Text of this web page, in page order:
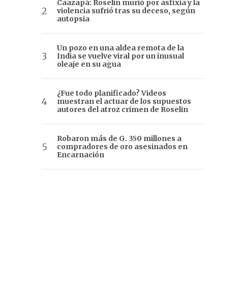
Caazapá: Roselín murió por asfixia y la
violencia sufrió tras su deceso, según
autopsia
Un pozo en una aldea remota de la
India se vuelve viral por un inusual
oleaje en su agua
¿Fue todo planificado? Videos
muestran el actuar de los supuestos
autores del atroz crimen de Roselin
Robaron más de G. 350 millones a
compradores de oro asesinados en
Encarnación